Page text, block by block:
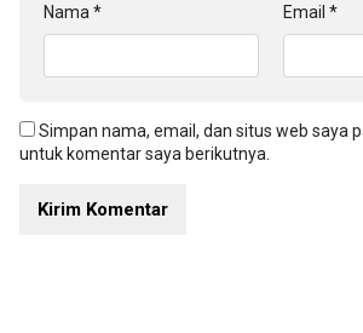
Nama * Email *
Simpan nama, email, dan situs web saya
untuk komentar saya berikutnya.